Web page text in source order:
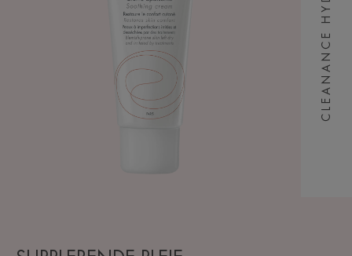
CLEANANCE HYDRA